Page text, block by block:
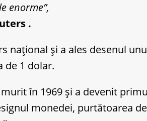
enorme”,
.
național și a ales desenul
de 1 dolar.
în 1969 și a devenit
monedei, purtătoarea